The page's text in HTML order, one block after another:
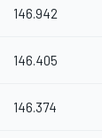
146.942
146.405
146.374